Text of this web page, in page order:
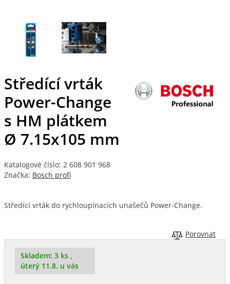
Středící vrták
Power-Change
s HM plátkem
Ø 7.15x105 mm
Katalogové číslo: 2 608 901 968
Značka: Bosch profi
Středící vrták do rychloupínacích unašečů Power-Change.
Porovnat
Skladem: 3 ks ,
úterý 11.8. u vás